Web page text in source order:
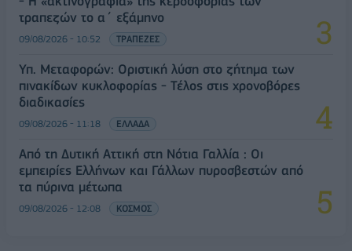
τραπεζών το α΄ εξάμηνο
09/08/2026 - 10:52 ΤΡΑΠΕΖΕΣ
Υπ. Μεταφορών: Οριστική λύση στο ζήτημα των
πινακίδων κυκλοφορίας - Τέλος στις χρονοβόρες
διαδικασίες
09/08/2026 - 11:18 ΕΛΛΑΔΑ
Από τη Δυτική Αττική στη Νότια Γαλλία : Οι
εμπειρίες Ελλήνων και Γάλλων πυροσβεστών από
τα πύρινα μέτωπα
09/08/2026 - 12:08 ΚΟΣΜΟΣ